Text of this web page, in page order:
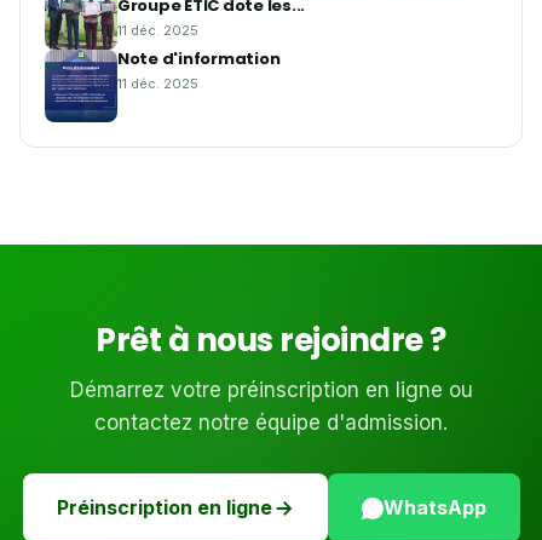
Groupe ETIC dote les...
11 déc. 2025
Note d'information
11 déc. 2025
Prêt à nous rejoindre ?
Démarrez votre préinscription en ligne ou
contactez notre équipe d'admission.
Préinscription en ligne WhatsApp